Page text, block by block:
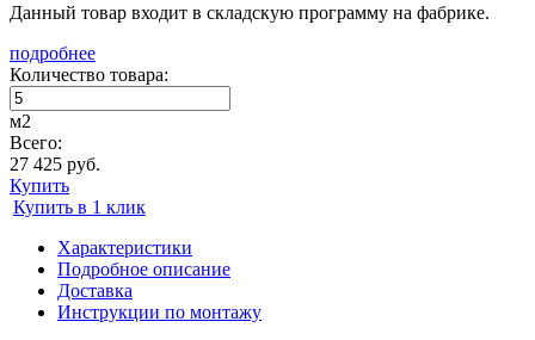
Данный товар входит в складскую программу на фабрике.
подробнее
Количество товара:
м2
Всего:
27 425 руб.
Купить
Купить в 1 клик
Характеристики
Подробное описание
Доставка
Инструкции по монтажу